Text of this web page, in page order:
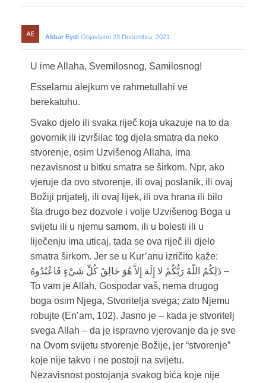
Akbar Eydi Objavljeno 23 Decembra, 2021
U ime Allaha, Svemilosnog, Samilosnog!
Esselamu alejkum ve rahmetullahi ve
berekatuhu.
Svako djelo ili svaka riječ koja ukazuje na to da
govornik ili izvršilac tog djela smatra da neko
stvorenje, osim Uzvišenog Allaha, ima
nezavisnost u bitku smatra se širkom. Npr, ako
vjeruje da ovo stvorenje, ili ovaj poslanik, ili ovaj
Božiji prijatelj, ili ovaj lijek, ili ova hrana ili bilo
šta drugo bez dozvole i volje Uzvišenog Boga u
svijetu ili u njemu samom, ili u bolesti ili u
liječenju ima uticaj, tada se ova riječ ili djelo
smatra širkom. Jer se u Kur’anu izričito kaže:
ذَلِكُمُ اللّهُ رَبُّكُمْ لا إِلَهَ إِلاَّ هُوَ خَالِقُ كُلِّ شَيْءٍ فَاعْبُدُوهُ –
To vam je Allah, Gospodar vaš, nema drugog
boga osim Njega, Stvoritelja svega; zato Njemu
robujte (En’am, 102). Jasno je – kada je stvoritelj
svega Allah – da je ispravno vjerovanje da je sve
na Ovom svijetu stvorenje Božije, jer “stvorenje”
koje nije takvo i ne postoji na svijetu.
Nezavisnost postojanja svakog bića koje nije